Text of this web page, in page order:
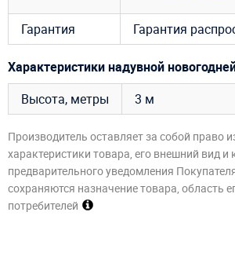
Гарантия Гарантия
Характеристики надувной
Высота, метры
3 м
Производитель оставляет за собой право
характеристики товара, его внешний вид и
предварительного уведомления
сохраняются назначение товара, область
потребителей